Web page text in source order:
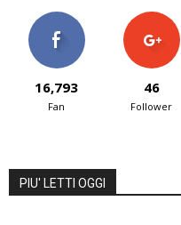
16,793
Fan
46
Follower
PIU' LETTI OGGI